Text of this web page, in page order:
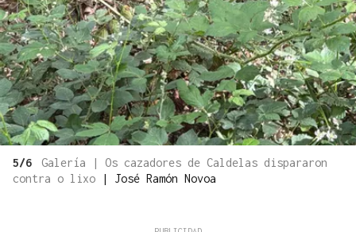
5/6
Galería | Os cazadores de Caldelas dispararon
contra o lixo
| José Ramón Novoa